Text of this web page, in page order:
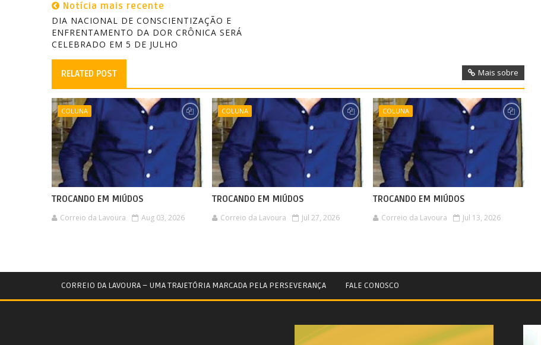
Notícia mais recente
DIA NACIONAL DE CONSCIENTIZAÇÃO E
ENFRENTAMENTO DA DOR CRÔNICA SERÁ
CELEBRADO EM 5 DE JULHO
RELATED POST Mais sobre
COLUNA
TROCANDO EM MIÚDOS
Correio da Lavoura Aug 03, 2026
COLUNA
TROCANDO EM MIÚDOS
Correio da Lavoura Jul 27, 2026
COLUNA
TROCANDO EM MIÚDOS
Correio da Lavoura Jul 13, 2026
CORREIO DA LAVOURA – UMA TRAJETÓRIA MARCADA PELA PERSEVERANÇA FALE CONOSCO